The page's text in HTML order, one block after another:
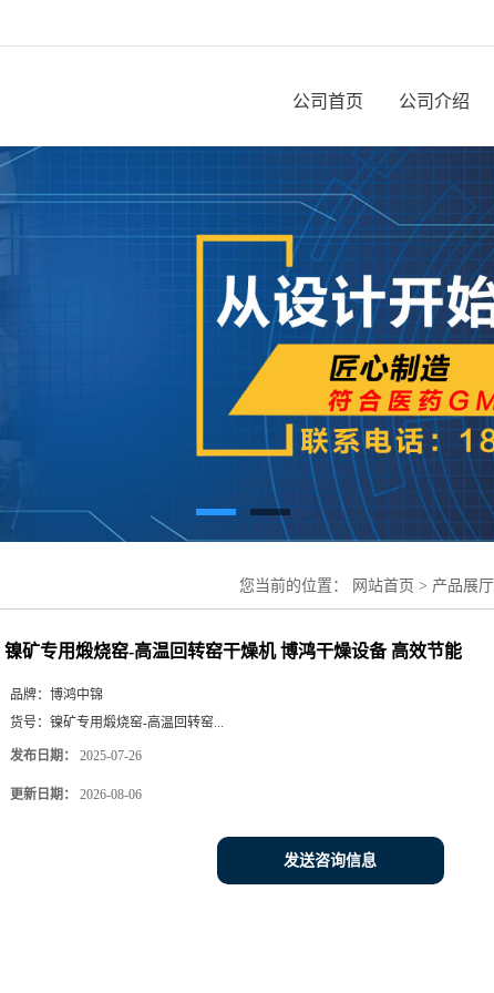
公司首页 公司介绍
您当前的位置： 网站首页 > 产品展厅
镍矿专用煅烧窑-高温回转窑干燥机 博鸿干燥设备 高效节能
品牌： 博鸿中锦
货号： 镍矿专用煅烧窑-高温回转窑...
发布日期： 2025-07-26
更新日期： 2026-08-06
发送咨询信息